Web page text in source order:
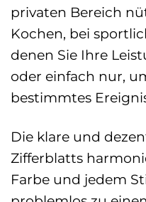
privaten Bereich
Kochen, bei
denen Sie Ihre
oder einfach nur,
bestimmtes
Die klare und
Zifferblatts
Farbe und jedem